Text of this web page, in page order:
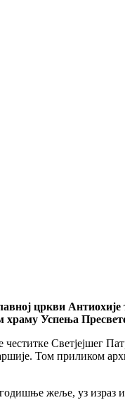
цркви
Успења
Светјејшег
Том приликом
жеље, уз израз